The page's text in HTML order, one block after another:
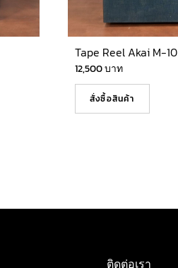
Tape Reel Akai M-10
12,500บาท
สั่งซื้อสินค้า
ติดต่อเรา